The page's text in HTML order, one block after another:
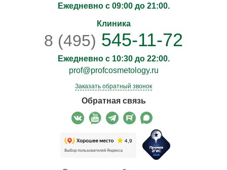
Ежедневно с 09:00 до 21:00.
Клиника
8 (495) 545-11-72
Ежедневно с 10:30 до 22:00.
prof@profcosmetology.ru
Заказать обратный звонок
Обратная связь